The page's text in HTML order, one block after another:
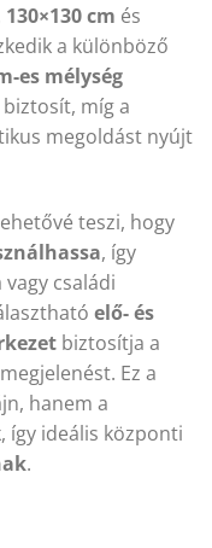
130×130 cm és
a különböző
es mélység
míg a
megoldást nyújt
teszi, hogy
, így
családi
elő- és
biztosítja a
Ez a
hanem a
így ideális központi
.